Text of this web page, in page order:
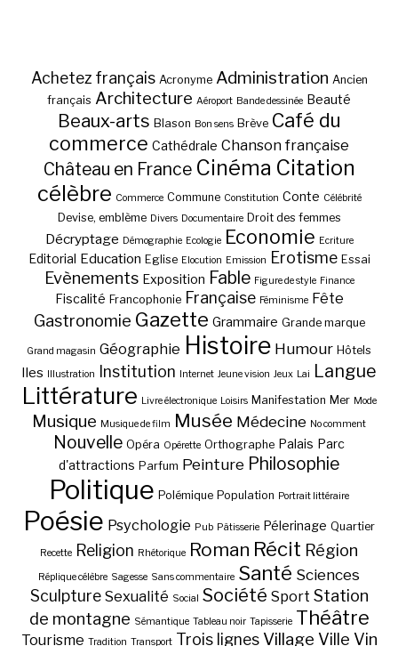
Achetez français Acronyme Administration Ancien
français Architecture Aéroport Bande dessinée Beauté
Beaux-arts Blason Bon sens Brève Café du
commerce Cathédrale Chanson française
Château en France Cinéma Citation
célèbre Commerce Commune Constitution Conte Célébrité
Devise, emblème Divers Documentaire Droit des femmes
Décryptage Démographie Ecologie Economie Ecriture
Editorial Education Eglise Elocution Emission Erotisme Essai
Evènements Exposition Fable Figure de style Finance
Fiscalité Francophonie Française Féminisme Fête
Gastronomie Gazette Grammaire Grande marque
Grand magasin Géographie Histoire Humour Hôtels
Iles Illustration Institution Internet Jeune vision Jeux Lai Langue
Littérature Livre électronique Loisirs Manifestation Mer Mode
Musique Musique de film Musée Médecine No comment
Nouvelle Opéra Opérette Orthographe Palais Parc
d'attractions Parfum Peinture Philosophie
Politique Polémique Population Portrait littéraire
Poésie Psychologie Pub Pâtisserie Pélerinage Quartier
Recette Religion Rhétorique Roman Récit Région
Réplique célèbre Sagesse Sans commentaire Santé Sciences
Sculpture Sexualité Social Société Sport Station
de montagne Sémantique Tableau noir Tapisserie Théâtre
Tourisme Tradition Transport Trois lignes Village Ville Vin